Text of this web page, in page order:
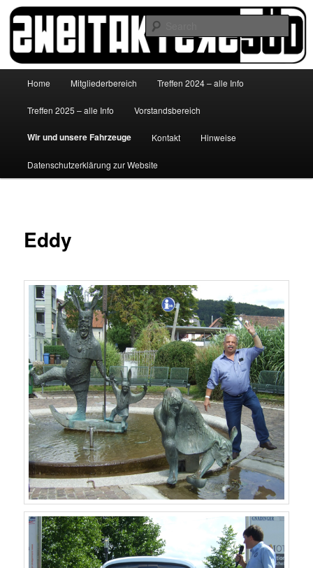
Skip
primary
contenthttp://www.zweitakterzsued.de
Home Mitgliederbereich Treffen 2024 – alle Info
Treffen 2025 – alle Info Vorstandsbereich
Wir und unsere Fahrzeuge Kontakt Hinweise
Datenschutzerklärung zur Website
Eddy